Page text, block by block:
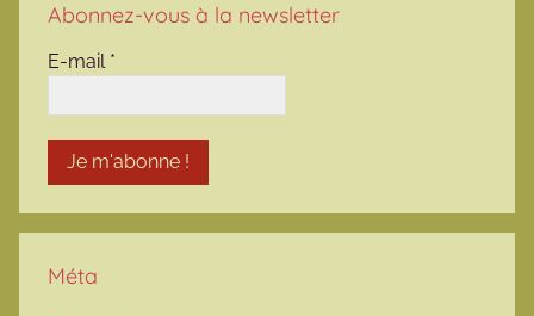
Abonnez-vous à la newsletter
E-mail *
Méta